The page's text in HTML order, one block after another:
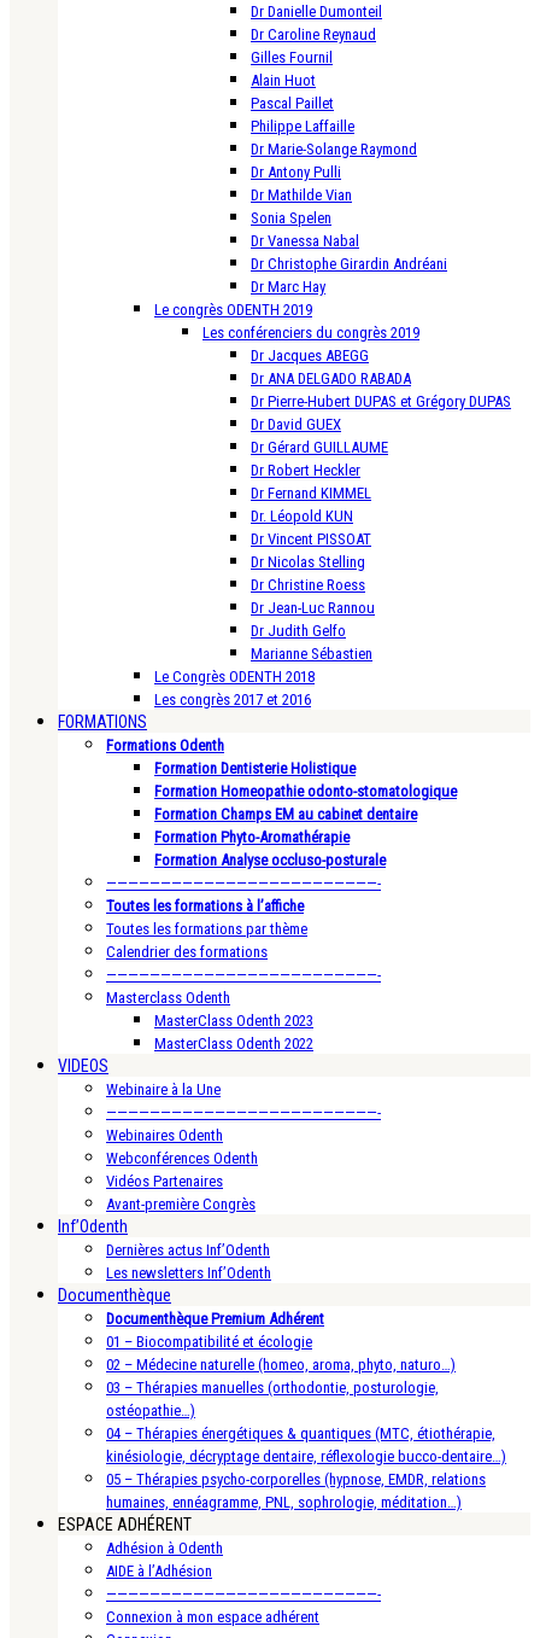
Dr Danielle Dumonteil
Dr Caroline Reynaud
Gilles Fournil
Alain Huot
Pascal Paillet
Philippe Laffaille
Dr Marie-Solange Raymond
Dr Antony Pulli
Dr Mathilde Vian
Sonia Spelen
Dr Vanessa Nabal
Dr Christophe Girardin Andréani
Dr Marc Hay
Le congrès ODENTH 2019
Les conférenciers du congrès 2019
Dr Jacques ABEGG
Dr ANA DELGADO RABADA
Dr Pierre-Hubert DUPAS et Grégory DUPAS
Dr David GUEX
Dr Gérard GUILLAUME
Dr Robert Heckler
Dr Fernand KIMMEL
Dr. Léopold KUN
Dr Vincent PISSOAT
Dr Nicolas Stelling
Dr Christine Roess
Dr Jean-Luc Rannou
Dr Judith Gelfo
Marianne Sébastien
Le Congrès ODENTH 2018
Les congrès 2017 et 2016
FORMATIONS
Formations Odenth
Formation Dentisterie Holistique
Formation Homeopathie odonto-stomatologique
Formation Champs EM au cabinet dentaire
Formation Phyto-Aromathérapie
Formation Analyse occluso-posturale
—————————————————————————-
Toutes les formations à l’affiche
Toutes les formations par thème
Calendrier des formations
—————————————————————————-
Masterclass Odenth
MasterClass Odenth 2023
MasterClass Odenth 2022
VIDEOS
Webinaire à la Une
—————————————————————————-
Webinaires Odenth
Webconférences Odenth
Vidéos Partenaires
Avant-première Congrès
Inf’Odenth
Dernières actus Inf’Odenth
Les newsletters Inf’Odenth
Documenthèque
Documenthèque Premium Adhérent
01 – Biocompatibilité et écologie
02 – Médecine naturelle (homeo, aroma, phyto, naturo…)
03 – Thérapies manuelles (orthodontie, posturologie,
ostéopathie…)
04 – Thérapies énergétiques & quantiques (MTC, étiothérapie,
kinésiologie, décryptage dentaire, réflexologie bucco-dentaire…)
05 – Thérapies psycho-corporelles (hypnose, EMDR, relations
humaines, ennéagramme, PNL, sophrologie, méditation…)
ESPACE ADHÉRENT
Adhésion à Odenth
AIDE à l’Adhésion
—————————————————————————-
Connexion à mon espace adhérent